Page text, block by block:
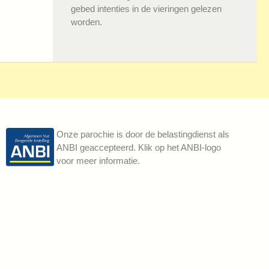
gebed intenties in de vieringen gelezen
worden.
Onze parochie is door de belastingdienst als
ANBI geaccepteerd. Klik op het ANBI-logo
voor meer informatie.